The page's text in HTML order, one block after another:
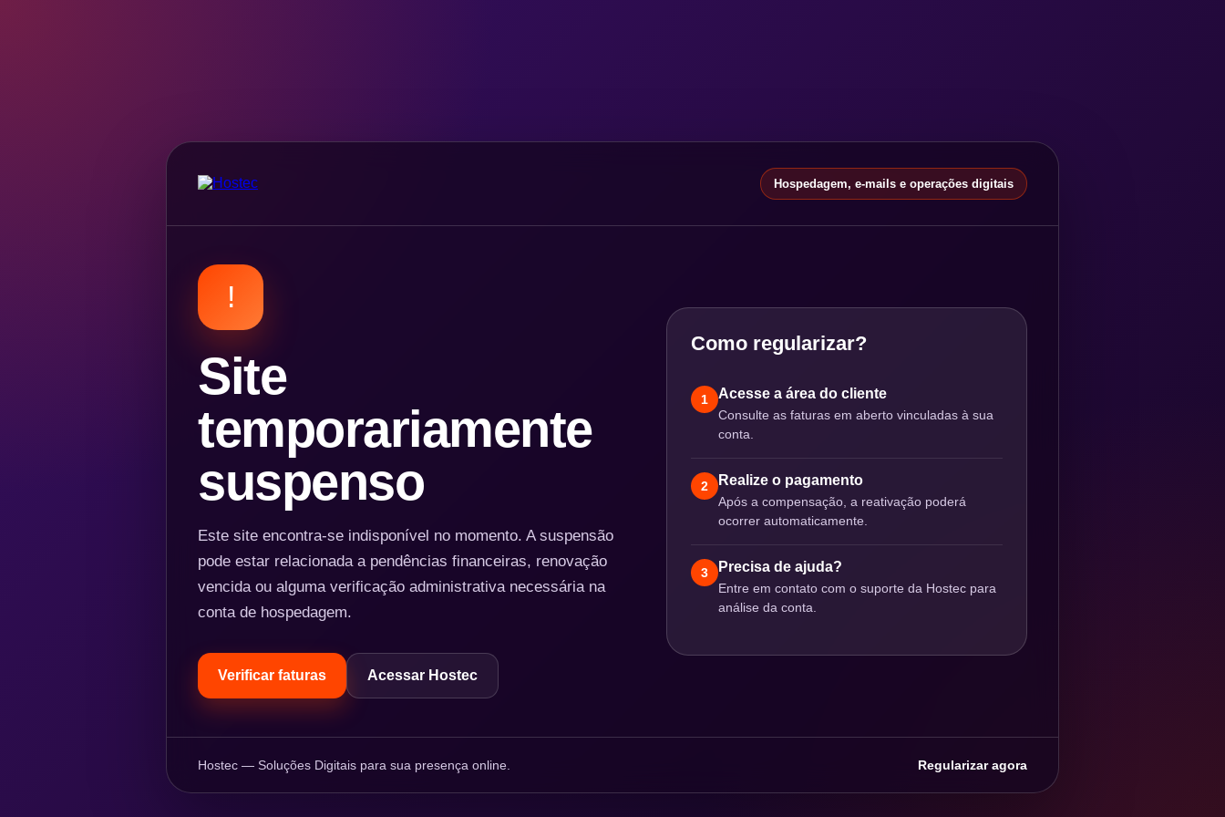
Hospedagem, e-mails e operações digitais
!
Site
temporariamente
suspenso
Este site encontra-se indisponível no momento. A suspensão
pode estar relacionada a pendências financeiras, renovação
vencida ou alguma verificação administrativa necessária na
conta de hospedagem.
Verificar faturas Acessar Hostec
Como regularizar?
1 Acesse a área do cliente
Consulte as faturas em aberto vinculadas à sua
conta.
2 Realize o pagamento
Após a compensação, a reativação poderá
ocorrer automaticamente.
3 Precisa de ajuda?
Entre em contato com o suporte da Hostec para
análise da conta.
Hostec — Soluções Digitais para sua presença online. Regularizar agora